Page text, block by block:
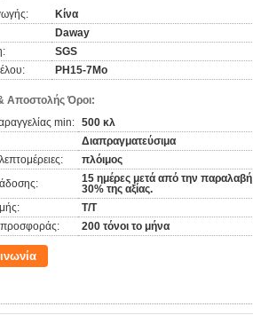
Κίνα
Daway
SGS
PH15-7Mo
Αποστολής Όροι:
min: 500 κλ
Διαπραγματεύσιμα
πλόιμος
15 ημέρες μετά από την παραλαβή
30% της αξίας.
T/T
200 τόνοι το μήνα